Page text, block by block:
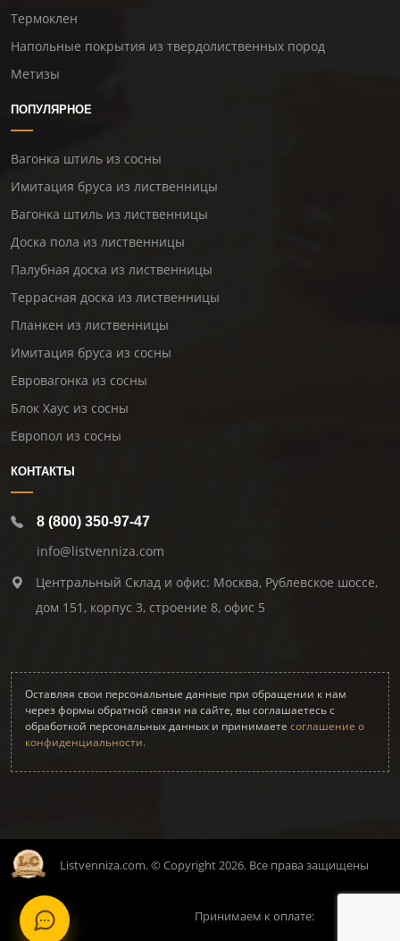
Термоклен
Напольные покрытия из твердолиственных пород
Метизы
ПОПУЛЯРНОЕ
Вагонка штиль из сосны
Имитация бруса из лиственницы
Вагонка штиль из лиственницы
Доска пола из лиственницы
Палубная доска из лиственницы
Террасная доска из лиственницы
Планкен из лиственницы
Имитация бруса из сосны
Евровагонка из сосны
Блок Хаус из сосны
Европол из сосны
КОНТАКТЫ
8 (800) 350-97-47
info@listvenniza.com
Центральный Склад и офис: Москва, Рублевское шоссе,
дом 151, корпус 3, строение 8, офис 5
Оставляя свои персональные данные при обращении к нам
через формы обратной связи на сайте, вы соглашаетесь с
обработкой персональных данных и принимаете соглашение о
конфиденциальности.
Listvenniza.com. © Copyright 2026. Все права защищены
Принимаем к оплате: